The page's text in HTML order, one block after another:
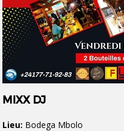
MIXX DJ
Lieu: Bodega Mbolo